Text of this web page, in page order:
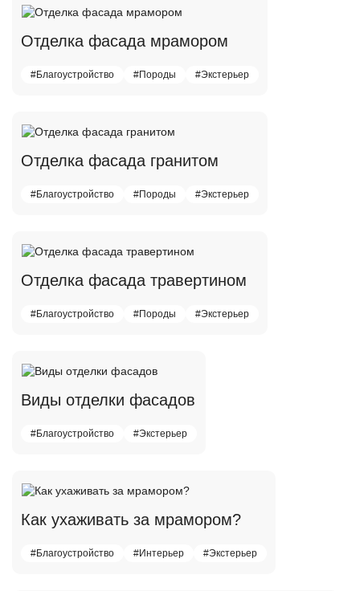
Отделка фасада мрамором
#Благоустройство #Породы #Экстерьер
Отделка фасада гранитом
#Благоустройство #Породы #Экстерьер
Отделка фасада травертином
#Благоустройство #Породы #Экстерьер
Виды отделки фасадов
#Благоустройство #Экстерьер
Как ухаживать за мрамором?
#Благоустройство #Интерьер #Экстерьер